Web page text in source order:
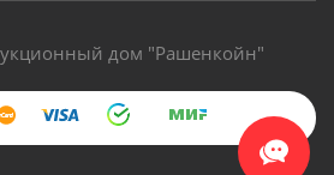
дом "Рашенкойн"